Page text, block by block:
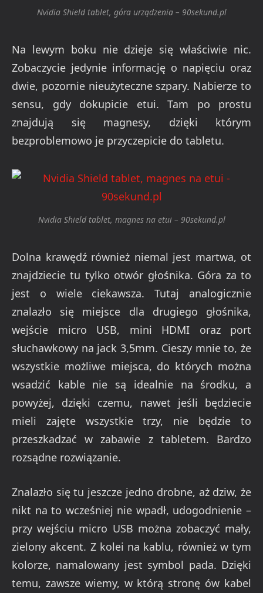
Nvidia Shield tablet, góra urządzenia – 90sekund.pl
Na lewym boku nie dzieje się właściwie nic.
Zobaczycie jedynie informację o napięciu oraz
dwie, pozornie nieużyteczne szpary. Nabierze to
sensu, gdy dokupicie etui. Tam po prostu
znajdują się magnesy, dzięki którym
bezproblemowo je przyczepicie do tabletu.
Nvidia Shield tablet, magnes na etui – 90sekund.pl
Dolna krawędź również niemal jest martwa, ot
znajdziecie tu tylko otwór głośnika. Góra za to
jest o wiele ciekawsza. Tutaj analogicznie
znalazło się miejsce dla drugiego głośnika,
wejście micro USB, mini HDMI oraz port
słuchawkowy na jack 3,5mm. Cieszy mnie to, że
wszystkie możliwe miejsca, do których można
wsadzić kable nie są idealnie na środku, a
powyżej, dzięki czemu, nawet jeśli będziecie
mieli zajęte wszystkie trzy, nie będzie to
przeszkadzać w zabawie z tabletem. Bardzo
rozsądne rozwiązanie.
Znalazło się tu jeszcze jedno drobne, aż dziw, że
nikt na to wcześniej nie wpadł, udogodnienie –
przy wejściu micro USB można zobaczyć mały,
zielony akcent. Z kolei na kablu, również w tym
kolorze, namalowany jest symbol pada. Dzięki
temu, zawsze wiemy, w którą stronę ów kabel